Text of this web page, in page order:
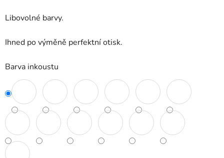
Libovolné barvy.
Ihned po výměně perfektní otisk.
Barva inkoustu